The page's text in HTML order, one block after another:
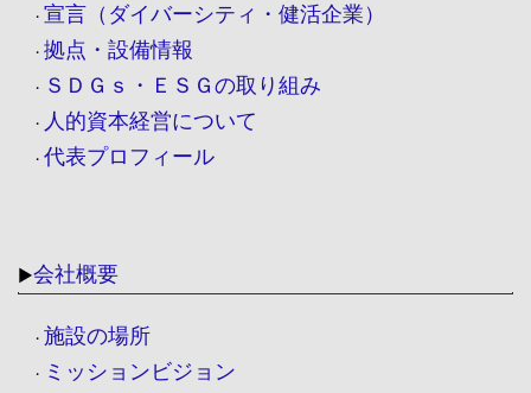
・ 宣言（ダイバーシティ・健活企業）
・ 拠点・設備情報
・ ＳＤＧｓ・ＥＳＧの取り組み
・ 人的資本経営について
・ 代表プロフィール
▶会社概要
・ 施設の場所
・ ミッションビジョン